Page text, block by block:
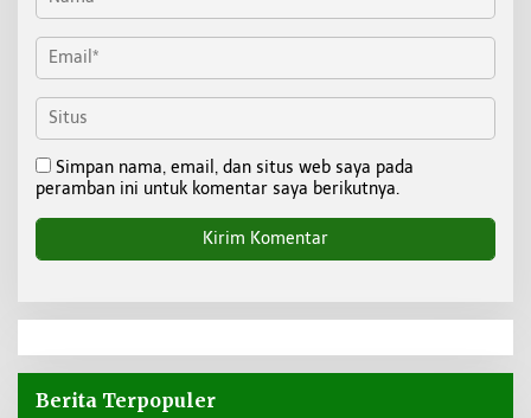
Simpan nama, email, dan situs web saya pada
peramban ini untuk komentar saya berikutnya.
Berita Terpopuler